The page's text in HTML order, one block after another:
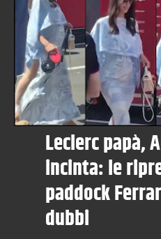
Leclerc papà,
incinta: le
paddock
dubbi